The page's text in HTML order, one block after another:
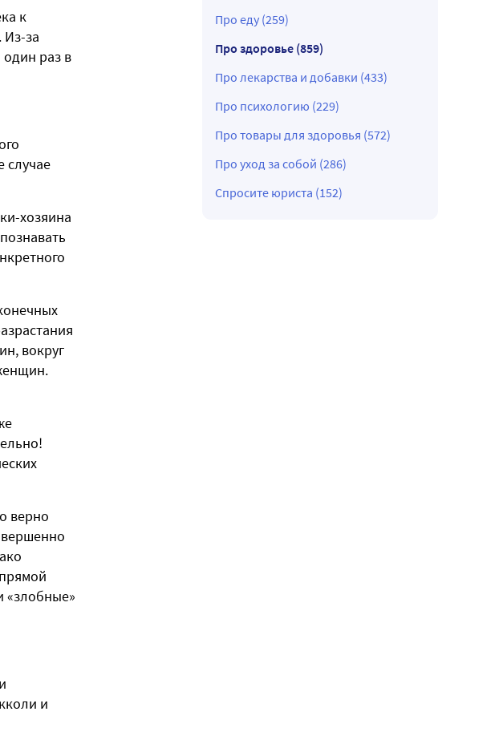
к
Из-за
раз в
случае
хозяина
вокруг
верно
«злобные»
и
Про еду (259)
Про здоровье (859)
Про лекарства и добавки (433)
Про психологию (229)
Про товары для здоровья (572)
Про уход за собой (286)
Спросите юриста (152)